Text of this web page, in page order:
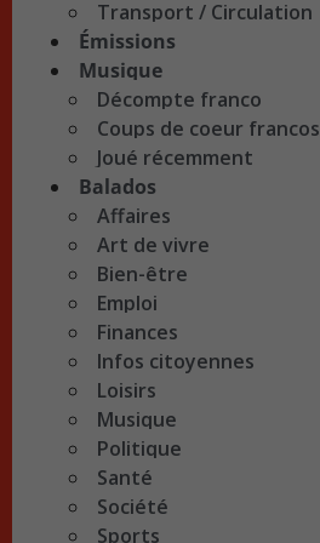
Transport / Circulation
Émissions
Musique
Décompte franco
Coups de coeur francos
Joué récemment
Balados
Affaires
Art de vivre
Bien-être
Emploi
Finances
Infos citoyennes
Loisirs
Musique
Politique
Santé
Société
Sports